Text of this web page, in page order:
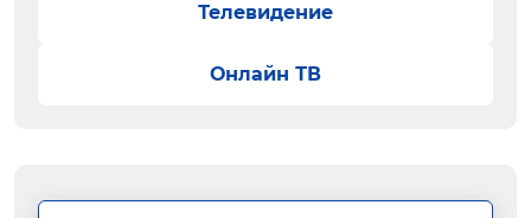
Телевидение
Онлайн ТВ